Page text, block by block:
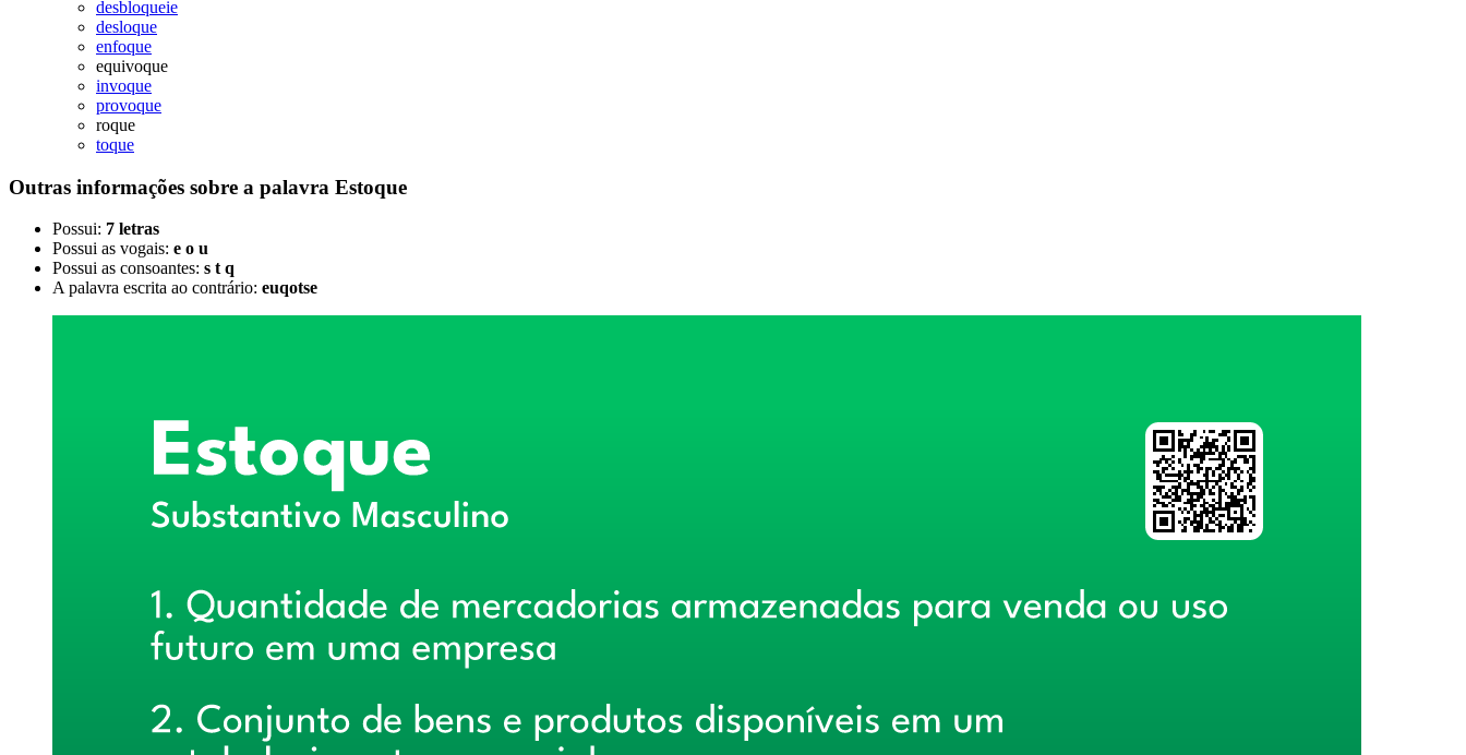
desbloqueie
desloque
enfoque
equivoque
invoque
provoque
roque
toque
Outras informações sobre a palavra Estoque
Possui: 7 letras
Possui as vogais: e o u
Possui as consoantes: s t q
A palavra escrita ao contrário: euqotse